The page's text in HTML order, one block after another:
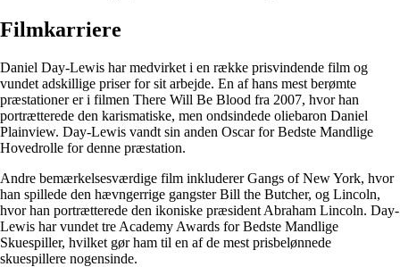
Filmkarriere
Daniel Day-Lewis har medvirket i en række prisvindende film og
vundet adskillige priser for sit arbejde. En af hans mest berømte
præstationer er i filmen There Will Be Blood fra 2007, hvor han
portrætterede den karismatiske, men ondsindede oliebaron Daniel
Plainview. Day-Lewis vandt sin anden Oscar for Bedste Mandlige
Hovedrolle for denne præstation.
Andre bemærkelsesværdige film inkluderer Gangs of New York, hvor
han spillede den hævngerrige gangster Bill the Butcher, og Lincoln,
hvor han portrætterede den ikoniske præsident Abraham Lincoln. Day-
Lewis har vundet tre Academy Awards for Bedste Mandlige
Skuespiller, hvilket gør ham til en af de mest prisbelønnede
skuespillere nogensinde.